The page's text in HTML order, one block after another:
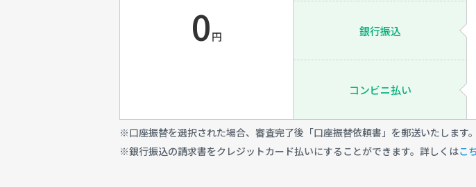
0円 銀行振込
コンビニ払い
※口座振替を選択された場合、審査完了後「口座振替依頼書」を郵送いたします
※銀行振込の請求書をクレジットカード払いにすることができます。詳しくはこ